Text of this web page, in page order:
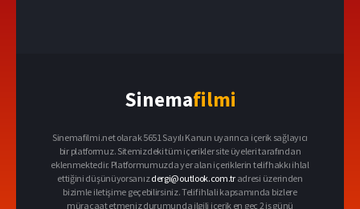
Sinemafilmi
Sinemafilmi.net olarak 5651 Sayılı Kanun uyarınca içerik sağlayıcı
bir platformuz. Sitemizdeki tüm içerikler site üyeleri tarafından
eklenmektedir. Platformumuzda yer alan içeriklerin telif hakkı ihlal
ettiğini düşünüyorsanızdergi@outlook.com.tr adresi üzerinden
bizimle iletişime geçebilirsiniz. Telif ihlali kapsamında bizlere
müracaat etmeniz durumunda ilgili içerik en geç 2 iş günü